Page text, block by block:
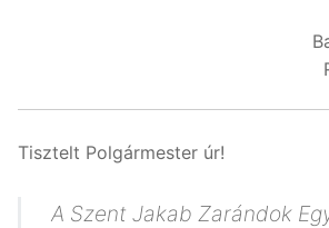
Tisztelt Polgármester úr!
A Szent Jakab Zarándok